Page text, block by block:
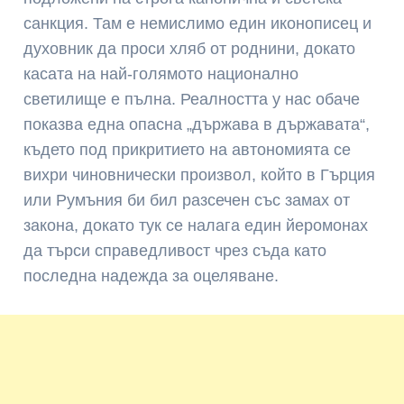
санкция. Там е немислимо един иконописец и
духовник да проси хляб от роднини, докато
касата на най-голямото национално
светилище е пълна. Реалността у нас обаче
показва една опасна „държава в държавата“,
където под прикритието на автономията се
вихри чиновнически произвол, който в Гърция
или Румъния би бил разсечен със замах от
закона, докато тук се налага един йеромонах
да търси справедливост чрез съда като
последна надежда за оцеляване.